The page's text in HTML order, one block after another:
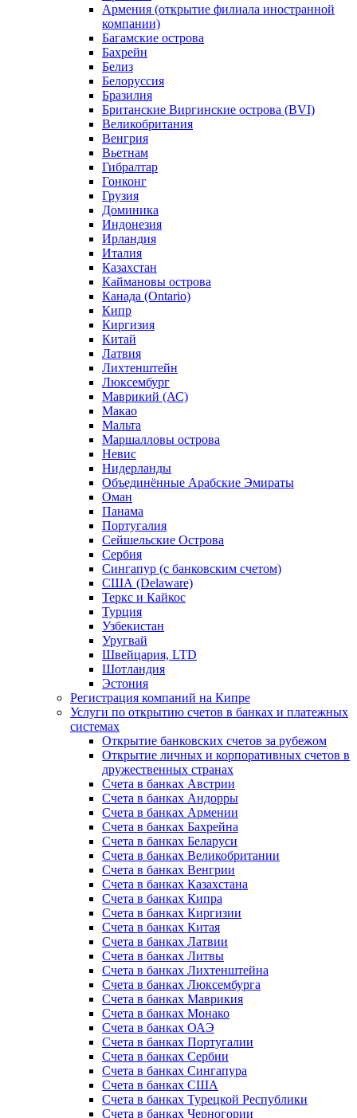
Армения (открытие филиала иностранной
компании)
Багамские острова
Бахрейн
Белиз
Белоруссия
Бразилия
Британские Виргинские острова (BVI)
Великобритания
Венгрия
Вьетнам
Гибралтар
Гонконг
Грузия
Доминика
Индонезия
Ирландия
Италия
Казахстан
Каймановы острова
Канада (Ontario)
Кипр
Киргизия
Китай
Латвия
Лихтенштейн
Люксембург
Маврикий (АС)
Макао
Мальта
Маршалловы острова
Нeвис
Нидерланды
Объединённые Арабские Эмираты
Оман
Панама
Португалия
Сейшельские Острова
Сербия
Сингапур (c банковским счетом)
США (Delaware)
Теркс и Кайкос
Турция
Узбекистан
Уругвай
Швейцария, LTD
Шотландия
Эстония
Регистрация компаний на Кипре
Услуги по открытию счетов в банках и платежных
системах
Открытие банковских счетов за рубежом
Открытие личных и корпоративных счетов в
дружественных странах
Счета в банках Австрии
Счета в банках Андорры
Счета в банках Армении
Счета в банках Бахрейна
Счета в банках Беларуси
Счета в банках Великобритании
Счета в банках Венгрии
Счета в банках Казахстана
Счета в банках Кипра
Счета в банках Киргизии
Счета в банках Китая
Счета в банках Латвии
Счета в банках Литвы
Счета в банках Лихтенштейна
Счета в банках Люксембурга
Счета в банках Маврикия
Счета в банках Монако
Счета в банках ОАЭ
Счета в банках Португалии
Счета в банках Сербии
Счета в банках Сингапура
Счета в банках США
Счета в банках Турецкой Республики
Счета в банках Черногории